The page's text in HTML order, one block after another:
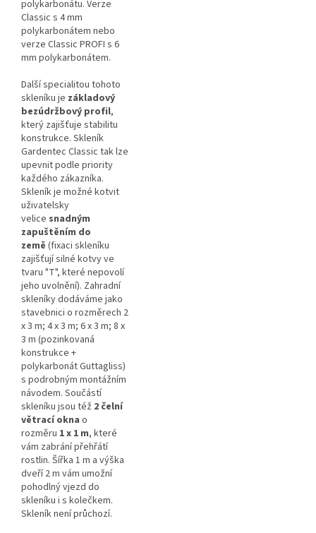
polykarbonátu. Verze
Classic s 4 mm
polykarbonátem nebo
verze Classic PROFI s 6
mm polykarbonátem.
Další specialitou tohoto
skleníku je základový
bezúdržbový profil,
který zajišťuje stabilitu
konstrukce. Skleník
Gardentec Classic tak lze
upevnit podle priority
každého zákazníka.
Skleník je možné kotvit
uživatelsky
velice snadným
zapuštěním do
země (fixaci skleníku
zajišťují silné kotvy ve
tvaru "T", které nepovolí
jeho uvolnění). Zahradní
skleníky dodáváme jako
stavebnici o rozměrech 2
x 3 m; 4 x 3 m; 6 x 3 m; 8 x
3 m (pozinkovaná
konstrukce +
polykarbonát Guttagliss)
s podrobným montážním
návodem. Součástí
skleníku jsou též 2 čelní
větrací okna o
rozměru 1 x 1 m, které
vám zabrání přehřátí
rostlin. Šířka 1 m a výška
dveří 2 m vám umožní
pohodlný vjezd do
skleníku i s kolečkem.
Skleník není průchozí.